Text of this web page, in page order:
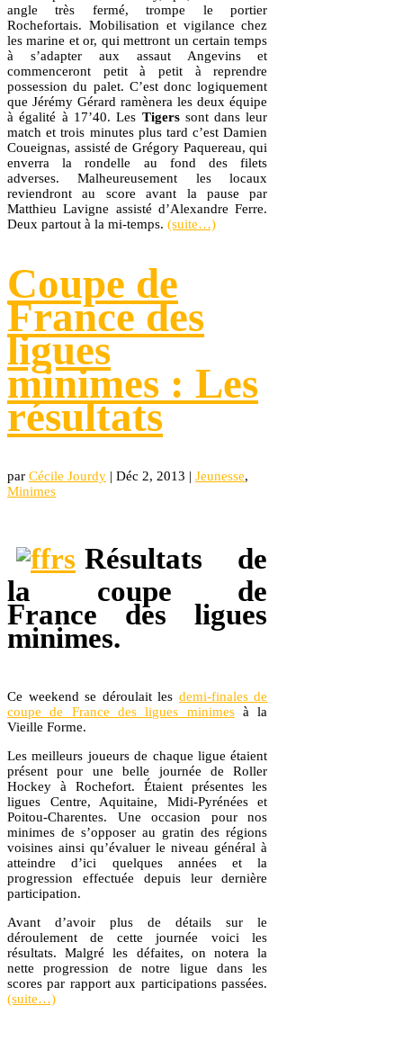
angle très fermé, trompe le portier
Rochefortais. Mobilisation et vigilance chez
les marine et or, qui mettront un certain temps
à s’adapter aux assaut Angevins et
commenceront petit à petit à reprendre
possession du palet. C’est donc logiquement
que Jérémy Gérard ramènera les deux équipe
à égalité à 17’40. Les Tigerssont dans leur
match et trois minutes plus tard c’est Damien
Coueignas, assisté de Grégory Paquereau, qui
enverra la rondelle au fond des filets
adverses. Malheureusement les locaux
reviendront au score avant la pause par
Matthieu Lavigne assisté d’Alexandre Ferre.
Deux partout à la mi-temps. (suite…)
Coupe de
France des
ligues
minimes : Les
résultats
par Cécile Jourdy | Déc 2, 2013 | Jeunesse,
Minimes
Résultats de
la coupe de
France des ligues
minimes.
Ce weekend se déroulait les demi-finales de
coupe de France des ligues minimesà la
Vieille Forme.
Les meilleurs joueurs de chaque ligue étaient
présent pour une belle journée de Roller
Hockey à Rochefort. Étaient présentes les
ligues Centre, Aquitaine, Midi-Pyrénées et
Poitou-Charentes. Une occasion pour nos
minimes de s’opposer au gratin des régions
voisines ainsi qu’évaluer le niveau général à
atteindre d’ici quelques années et la
progression effectuée depuis leur dernière
participation.
Avant d’avoir plus de détails sur le
déroulement de cette journée voici les
résultats. Malgré les défaites, on notera la
nette progression de notre ligue dans les
scores par rapport aux participations passées.
(suite…)